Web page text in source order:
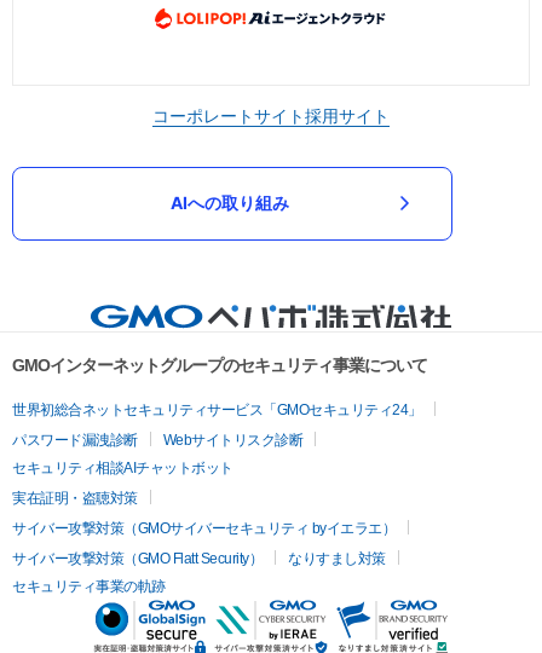
コーポレートサイト採用サイト
AIへの取り組み
GMOインターネットグループのセキュリティ事業について
世界初総合ネットセキュリティサービス「GMOセキュリティ24」
パスワード漏洩診断
Webサイトリスク診断
セキュリティ相談AIチャットボット
実在証明・盗聴対策
サイバー攻撃対策（GMOサイバーセキュリティ byイエラエ）
サイバー攻撃対策（GMO Flatt Security）
なりすまし対策
セキュリティ事業の軌跡